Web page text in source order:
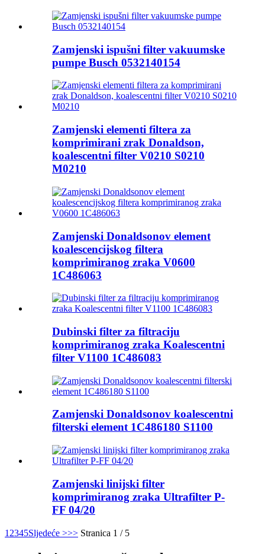
Zamjenski ispušni filter vakuumske
pumpe Busch 0532140154
Zamjenski elementi filtera za
komprimirani zrak Donaldson,
koalescentni filter V0210 S0210
M0210
Zamjenski Donaldsonov element
koalescencijskog filtera
komprimiranog zraka V0600
1C486063
Dubinski filter za filtraciju
komprimiranog zraka Koalescentni
filter V1100 1C486083
Zamjenski Donaldsonov koalescentni
filterski element 1C486180 S1100
Zamjenski linijski filter
komprimiranog zraka Ultrafilter P-
FF 04/20
1 2345Sljedeće >>> Stranica 1 / 5